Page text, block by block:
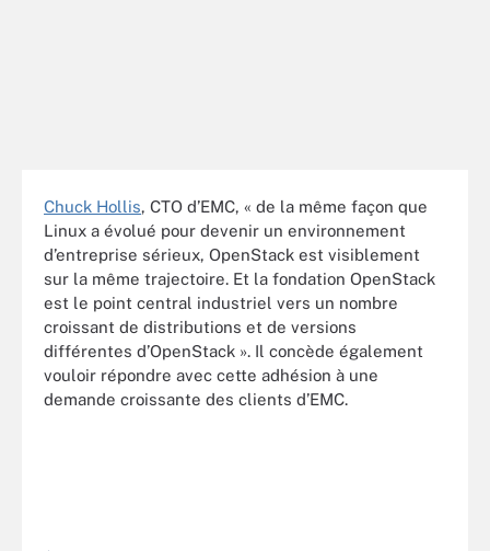
Chuck Hollis, CTO d’EMC, « de la même façon que
Linux a évolué pour devenir un environnement
d’entreprise sérieux, OpenStack est visiblement
sur la même trajectoire. Et la fondation OpenStack
est le point central industriel vers un nombre
croissant de distributions et de versions
différentes d’OpenStack ». Il concède également
vouloir répondre avec cette adhésion à une
demande croissante des clients d’EMC.